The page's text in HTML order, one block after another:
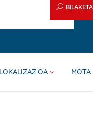
BILAKETA
LOKALIZAZIOA MOTA